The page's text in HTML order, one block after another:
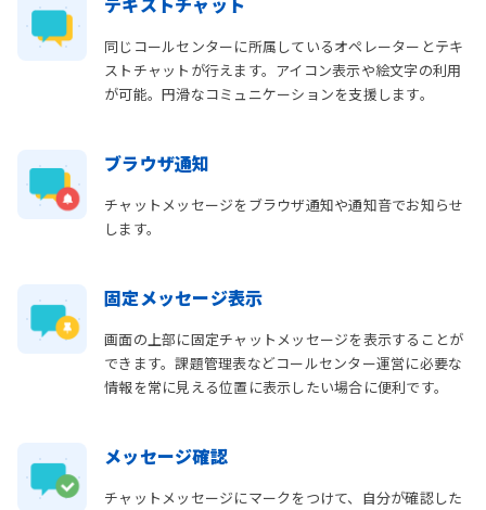
同じコールセンターに所属しているオペレーターとテキ
ストチャットが行えます。アイコン表示や絵文字の利用
が可能。円滑なコミュニケーションを支援します。
ブラウザ通知
チャットメッセージをブラウザ通知や通知音でお知らせ
します。
固定メッセージ表示
画面の上部に固定チャットメッセージを表示することが
できます。課題管理表などコールセンター運営に必要な
情報を常に見える位置に表示したい場合に便利です。
メッセージ確認
チャットメッセージにマークをつけて、自分が確認した